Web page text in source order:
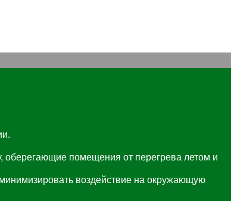
оберегающие помещения от перегрева летом и
воздействие на окружающую